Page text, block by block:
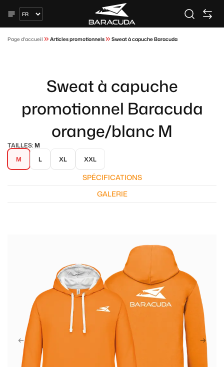
Page d'accueil Articles promotionnels Sweat à capuche Baracuda
Sweat à capuche
promotionnel Baracuda
orange/blanc M
TAILLES:M
M
L XL XXL
SPÉCIFICATIONS
GALERIE